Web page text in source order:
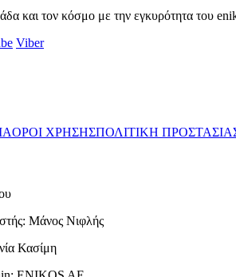
και τον κόσμο με την εγκυρότητα του
Viber
ΟΡΟΙ ΧΡΗΣΗΣΠΟΛΙΤΙΚΗ
Μάνος Νιφλής
Κασίμη